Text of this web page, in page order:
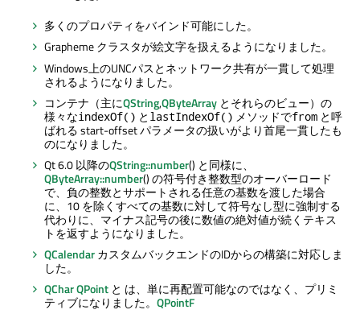
多くのプロパティをバインド可能にした。
Grapheme クラスタが絵文字を扱えるようになりました。
Windows上のUNCパスとネットワーク共有が一貫して処理
されるようになりました。
コンテナ（主にQString,QByteArray とそれらのビュー）の
様々なindexOf() と lastIndexOf() メソッドでfrom と呼
ばれる start-offset パラメータの扱いがより首尾一貫したも
のになりました。
Qt 6.0 以降のQString::number() と同様に、
QByteArray::number() の符号付き整数型のオーバーロード
で、負の整数とサポートされる任意の基数を渡した場合
に、10 を除くすべての基数に対して符号なし型に強制する
代わりに、マイナス記号の後に数値の絶対値が続くテキス
トを返すようになりました。
QCalendarカスタムバックエンドのIDからの構築に対応しま
した。
QCharQPoint と は、単に再配置可能なのではなく、プリミ
ティブになりました。 QPointF